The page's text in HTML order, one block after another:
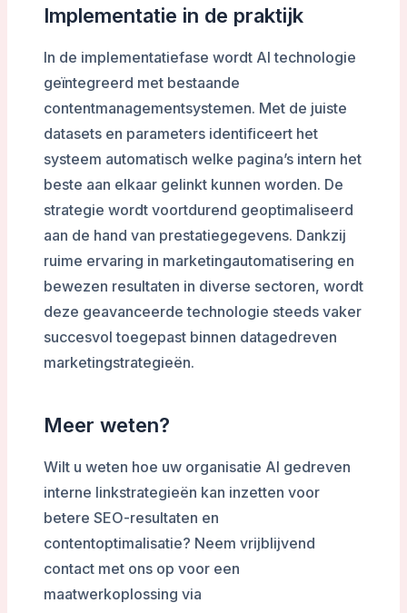
Implementatie in de praktijk
In de implementatiefase wordt AI technologie
geïntegreerd met bestaande
contentmanagementsystemen. Met de juiste
datasets en parameters identificeert het
systeem automatisch welke pagina’s intern het
beste aan elkaar gelinkt kunnen worden. De
strategie wordt voortdurend geoptimaliseerd
aan de hand van prestatiegegevens. Dankzij
ruime ervaring in marketingautomatisering en
bewezen resultaten in diverse sectoren, wordt
deze geavanceerde technologie steeds vaker
succesvol toegepast binnen datagedreven
marketingstrategieën.
Meer weten?
Wilt u weten hoe uw organisatie AI gedreven
interne linkstrategieën kan inzetten voor
betere SEO-resultaten en
contentoptimalisatie? Neem vrijblijvend
contact met ons op voor een
maatwerkoplossing via